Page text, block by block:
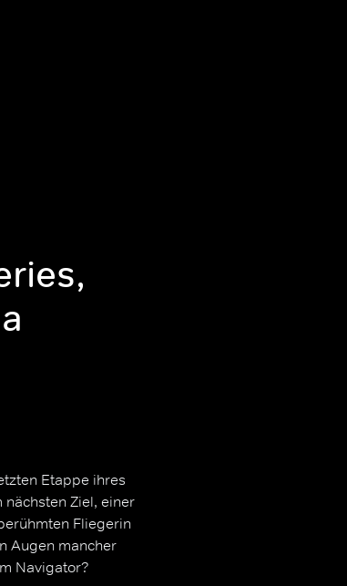
Etappe ihres
Ziel, einer
Fliegerin
Augen mancher
Navigator?